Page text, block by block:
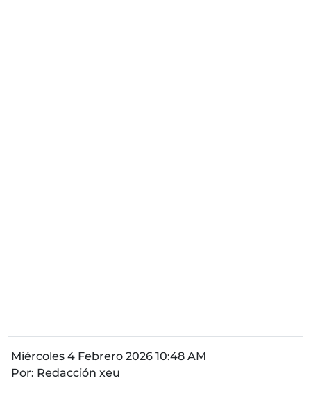
Miércoles 4 Febrero 2026 10:48 AM
Por: Redacción xeu